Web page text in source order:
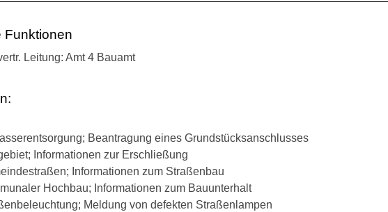
Funktionen
Leitung: Amt 4 Bauamt
Beantragung eines Grundstücksanschlusses
Informationen zur Erschließung
Informationen zum Straßenbau
Hochbau; Informationen zum Bauunterhalt
Meldung von defekten Straßenlampen